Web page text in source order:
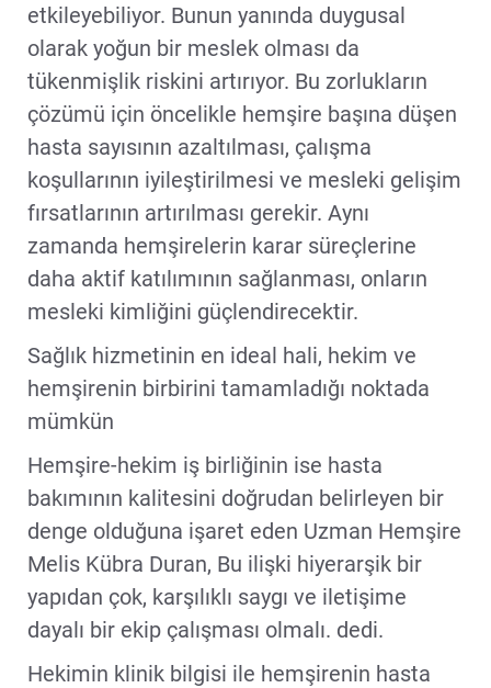
etkileyebiliyor. Bunun yanında duygusal
olarak yoğun bir meslek olması da
tükenmişlik riskini artırıyor. Bu zorlukların
çözümü için öncelikle hemşire başına düşen
hasta sayısının azaltılması, çalışma
koşullarının iyileştirilmesi ve mesleki gelişim
fırsatlarının artırılması gerekir. Aynı
zamanda hemşirelerin karar süreçlerine
daha aktif katılımının sağlanması, onların
mesleki kimliğini güçlendirecektir.
Sağlık hizmetinin en ideal hali, hekim ve
hemşirenin birbirini tamamladığı noktada
mümkün
Hemşire-hekim iş birliğinin ise hasta
bakımının kalitesini doğrudan belirleyen bir
denge olduğuna işaret eden Uzman Hemşire
Melis Kübra Duran, Bu ilişki hiyerarşik bir
yapıdan çok, karşılıklı saygı ve iletişime
dayalı bir ekip çalışması olmalı. dedi.
Hekimin klinik bilgisi ile hemşirenin hasta